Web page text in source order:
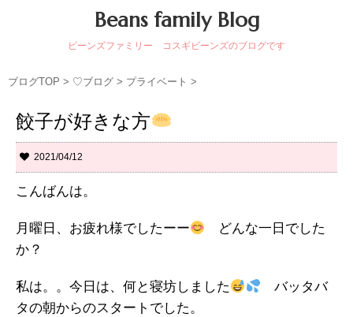
Beans family Blog
ビーンズファミリー コスギビーンズのブログです
ブログTOP > ♡ブログ > プライベート >
餃子が好きな方
2021/04/12
こんばんは。
月曜日、お疲れ様でしたーー
どんな一日でした
か？
私は。。今日は、何と寝坊しました
バッタバ
タの朝からのスタートでした。